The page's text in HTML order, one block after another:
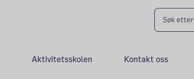
Aktivitetsskolen Kontakt oss